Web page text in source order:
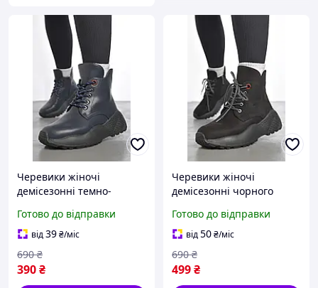
Черевики жіночі
демісезонні темно-
Готово до відправки
від39₴/міс
390₴
690 ₴
Черевики жіночі
демісезонні чорного
Готово до відправки
від50₴/міс
499₴
690 ₴